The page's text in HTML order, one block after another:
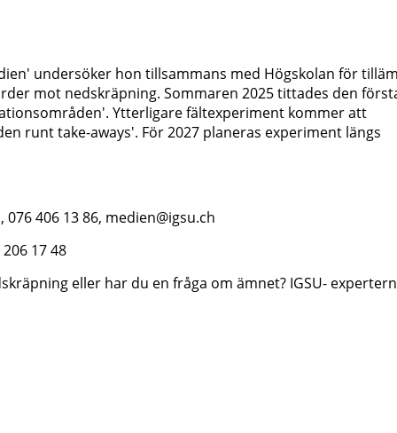
undersöker hon tillsammans med Högskolan för
mot nedskräpning. Sommaren 2025 tittades den
Ytterligare fältexperiment kommer att
runt take-aways'. För 2027 planeras experiment längs
406 13 86, medien@igsu.ch
17 48
eller har du en fråga om ämnet? IGSU-